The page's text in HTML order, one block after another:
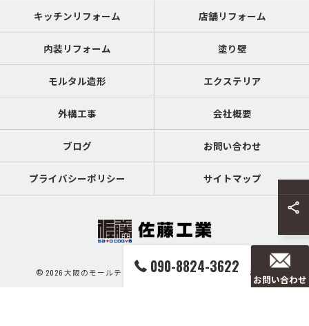
090-8824-3622
お問い合わせ
キッチンリフォーム 店舗リフォーム
内装リフォーム 塗り壁
モルタル造形 エクステリア
外構工事 会社概要
ブログ お問い合わせ
プライバシーポリシー サイトマップ
© 2026 大阪のモールテックスなら佐藤工業 ALL RIGHTS RESERVED.